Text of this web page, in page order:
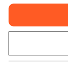
MD1